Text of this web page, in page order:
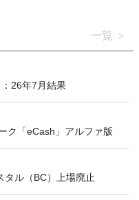
一覧
26年7月結果
ク「eCash」アルファ版
ル（BC）上場廃止